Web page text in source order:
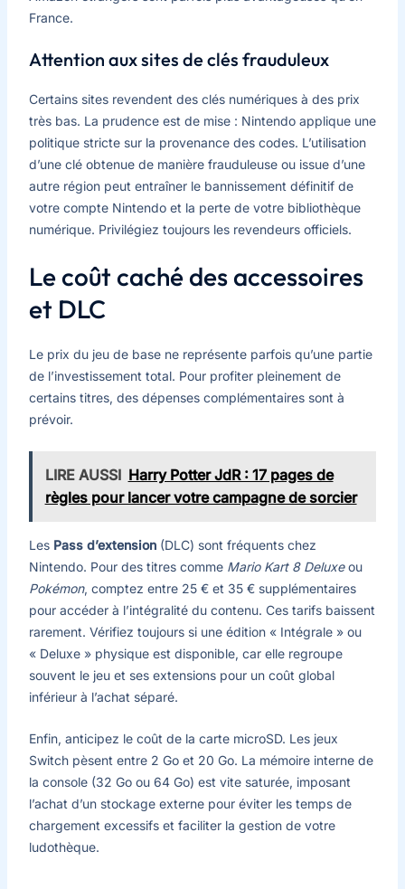
France.
Attention aux sites de clés frauduleux
Certains sites revendent des clés numériques à des prix
très bas. La prudence est de mise : Nintendo applique une
politique stricte sur la provenance des codes. L’utilisation
d’une clé obtenue de manière frauduleuse ou issue d’une
autre région peut entraîner le bannissement définitif de
votre compte Nintendo et la perte de votre bibliothèque
numérique. Privilégiez toujours les revendeurs officiels.
Le coût caché des accessoires
et DLC
Le prix du jeu de base ne représente parfois qu’une partie
de l’investissement total. Pour profiter pleinement de
certains titres, des dépenses complémentaires sont à
prévoir.
LIRE AUSSI Harry Potter JdR : 17 pages de
règles pour lancer votre campagne de sorcier
Les Pass d’extension(DLC) sont fréquents chez
Nintendo. Pour des titres comme Mario Kart 8 Deluxeou
Pokémon, comptez entre 25 € et 35 € supplémentaires
pour accéder à l’intégralité du contenu. Ces tarifs baissent
rarement. Vérifiez toujours si une édition « Intégrale » ou
« Deluxe » physique est disponible, car elle regroupe
souvent le jeu et ses extensions pour un coût global
inférieur à l’achat séparé.
Enfin, anticipez le coût de la carte microSD. Les jeux
Switch pèsent entre 2 Go et 20 Go. La mémoire interne de
la console (32 Go ou 64 Go) est vite saturée, imposant
l’achat d’un stockage externe pour éviter les temps de
chargement excessifs et faciliter la gestion de votre
ludothèque.